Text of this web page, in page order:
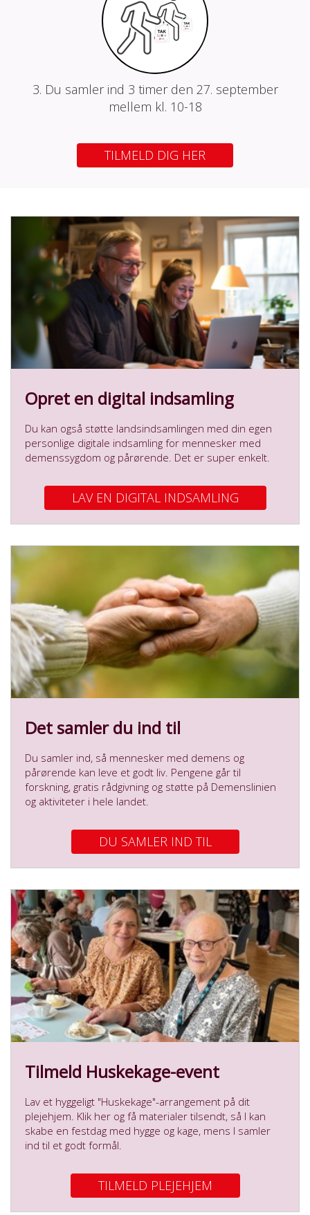
3. Du samler ind 3 timer den 27. september
mellem kl. 10-18
TILMELD DIG HER
Opret en digital indsamling
Du kan også støtte landsindsamlingen med din egen
personlige digitale indsamling for mennesker med
demenssygdom og pårørende. Det er super enkelt.
LAV EN DIGITAL INDSAMLING
Det samler du ind til
Du samler ind, så mennesker med demens og
pårørende kan leve et godt liv. Pengene går til
forskning, gratis rådgivning og støtte på Demenslinien
og aktiviteter i hele landet.
DU SAMLER IND TIL
Tilmeld Huskekage-event
Lav et hyggeligt "Huskekage"-arrangement på dit
plejehjem. Klik her og få materialer tilsendt, så I kan
skabe en festdag med hygge og kage, mens I samler
ind til et godt formål.
TILMELD PLEJEHJEM